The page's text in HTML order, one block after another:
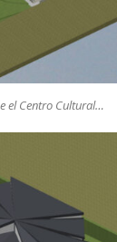
el Centro Cultural…